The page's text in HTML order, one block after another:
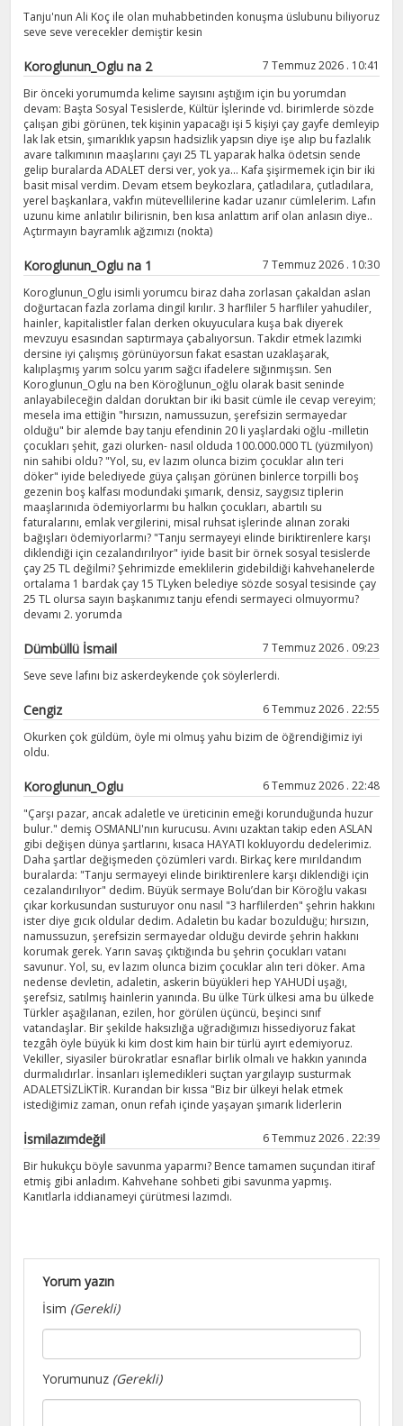
Tanju'nun Ali Koç ile olan muhabbetinden konuşma üslubunu biliyoruz
seve seve verecekler demiştir kesin
Koroglunun_Oglu na 2
7 Temmuz 2026 . 10:41
Bir önceki yorumumda kelime sayısını aştığım için bu yorumdan
devam: Başta Sosyal Tesislerde, Kültür İşlerinde vd. birimlerde sözde
çalışan gibi görünen, tek kişinin yapacağı işi 5 kişiyi çay gayfe demleyip
lak lak etsin, şımarıklık yapsın hadsizlik yapsın diye işe alıp bu fazlalık
avare talkımının maaşlarını çayı 25 TL yaparak halka ödetsin sende
gelip buralarda ADALET dersi ver, yok ya... Kafa şişirmemek için bir iki
basit misal verdim. Devam etsem beykozlara, çatladılara, çutladılara,
yerel başkanlara, vakfın mütevellilerine kadar uzanır cümlelerim. Lafın
uzunu kime anlatılır bilirisnin, ben kısa anlattım arif olan anlasın diye..
Açtırmayın bayramlık ağzımızı (nokta)
Koroglunun_Oglu na 1
7 Temmuz 2026 . 10:30
Koroglunun_Oglu isimli yorumcu biraz daha zorlasan çakaldan aslan
doğurtacan fazla zorlama dingil kırılır. 3 harfliler 5 harfliler yahudiler,
hainler, kapitalistler falan derken okuyuculara kuşa bak diyerek
mevzuyu esasından saptırmaya çabalıyorsun. Takdir etmek lazımki
dersine iyi çalışmış görünüyorsun fakat esastan uzaklaşarak,
kalıplaşmış yarım solcu yarım sağcı ifadelere sığınmışsın. Sen
Koroglunun_Oglu na ben Köroğlunun_oğlu olarak basit seninde
anlayabileceğin daldan doruktan bir iki basit cümle ile cevap vereyim;
mesela ima ettiğin "hırsızın, namussuzun, şerefsizin sermayedar
olduğu" bir alemde bay tanju efendinin 20 li yaşlardaki oğlu -milletin
çocukları şehit, gazi olurken- nasıl olduda 100.000.000 TL (yüzmilyon)
nin sahibi oldu? "Yol, su, ev lazım olunca bizim çocuklar alın teri
döker" iyide belediyede güya çalışan görünen binlerce torpilli boş
gezenin boş kalfası modundaki şımarık, densiz, saygısız tiplerin
maaşlarınıda ödemiyorlarmı bu halkın çocukları, abartılı su
faturalarını, emlak vergilerini, misal ruhsat işlerinde alınan zoraki
bağışları ödemiyorlarmı? "Tanju sermayeyi elinde biriktirenlere karşı
diklendiği için cezalandırılıyor" iyide basit bir örnek sosyal tesislerde
çay 25 TL değilmi? Şehrimizde emeklilerin gidebildiği kahvehanelerde
ortalama 1 bardak çay 15 TLyken belediye sözde sosyal tesisinde çay
25 TL olursa sayın başkanımız tanju efendi sermayeci olmuyormu?
devamı 2. yorumda
Dümbüllü İsmail
7 Temmuz 2026 . 09:23
Seve seve lafını biz askerdeykende çok söylerlerdi.
Cengiz
6 Temmuz 2026 . 22:55
Okurken çok güldüm, öyle mi olmuş yahu bizim de öğrendiğimiz iyi
oldu.
Koroglunun_Oglu
6 Temmuz 2026 . 22:48
"Çarşı pazar, ancak adaletle ve üreticinin emeği korunduğunda huzur
bulur." demiş OSMANLI'nın kurucusu. Avını uzaktan takip eden ASLAN
gibi değişen dünya şartlarını, kısaca HAYATI kokluyordu dedelerimiz.
Daha şartlar değişmeden çözümleri vardı. Birkaç kere mırıldandım
buralarda: "Tanju sermayeyi elinde biriktirenlere karşı diklendiği için
cezalandırılıyor" dedim. Büyük sermaye Bolu’dan bir Köroğlu vakası
çıkar korkusundan susturuyor onu nasıl "3 harflilerden" şehrin hakkını
ister diye gıcık oldular dedim. Adaletin bu kadar bozulduğu; hırsızın,
namussuzun, şerefsizin sermayedar olduğu devirde şehrin hakkını
korumak gerek. Yarın savaş çıktığında bu şehrin çocukları vatanı
savunur. Yol, su, ev lazım olunca bizim çocuklar alın teri döker. Ama
nedense devletin, adaletin, askerin büyükleri hep YAHUDİ uşağı,
şerefsiz, satılmış hainlerin yanında. Bu ülke Türk ülkesi ama bu ülkede
Türkler aşağılanan, ezilen, hor görülen üçüncü, beşinci sınıf
vatandaşlar. Bir şekilde haksızlığa uğradığımızı hissediyoruz fakat
tezgâh öyle büyük ki kim dost kim hain bir türlü ayırt edemiyoruz.
Vekiller, siyasiler bürokratlar esnaflar birlik olmalı ve hakkın yanında
durmalıdırlar. İnsanları işlemedikleri suçtan yargılayıp susturmak
ADALETSİZLİKTİR. Kurandan bir kıssa "Biz bir ülkeyi helak etmek
istediğimiz zaman, onun refah içinde yaşayan şımarık liderlerin
İsmilazımdeğil
6 Temmuz 2026 . 22:39
Bir hukukçu böyle savunma yaparmı? Bence tamamen suçundan itiraf
etmiş gibi anladım. Kahvehane sohbeti gibi savunma yapmış.
Kanıtlarla iddianameyi çürütmesi lazımdı.
Yorum yazın
İsim (Gerekli)
Yorumunuz (Gerekli)